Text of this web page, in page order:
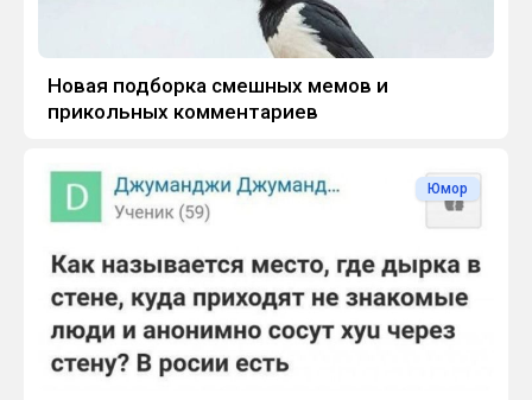
Новая подборка смешных мемов и
прикольных комментариев
Юмор